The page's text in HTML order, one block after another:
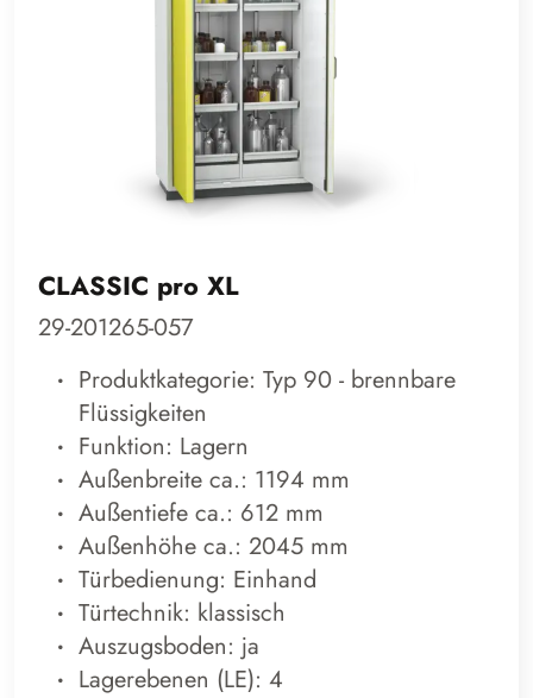
CLASSIC pro XL
29-201265-057
Produktkategorie: Typ 90 - brennbare
Flüssigkeiten
Funktion: Lagern
Außenbreite ca.: 1194 mm
Außentiefe ca.: 612 mm
Außenhöhe ca.: 2045 mm
Türbedienung: Einhand
Türtechnik: klassisch
Auszugsboden: ja
Lagerebenen (LE): 4